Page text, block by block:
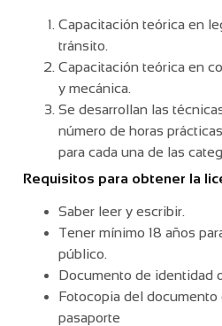
Capacitación teórica en
tránsito.
Capacitación teórica en
y mecánica.
Se desarrollan las
número de horas
para cada una de las
Requisitos para obtener la
Saber leer y escribir.
Tener mínimo 18 años
público.
Documento de identidad
Fotocopia del documento
pasaporte